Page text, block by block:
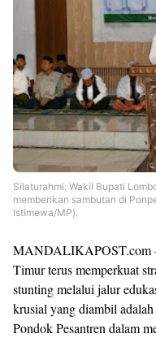
Silaturahmi: Wakil Bupati
memberikan sambutan di
Istimewa/MP).
MANDALIKAPOST.com
Timur terus memperkuat
stunting melalui jalur
krusial yang diambil
Pondok Pesantren dalam